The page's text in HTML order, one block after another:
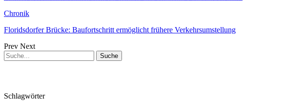
Chronik
Floridsdorfer Brücke: Baufortschritt ermöglicht frühere Verkehrsumstellung
Prev Next
Schlagwörter